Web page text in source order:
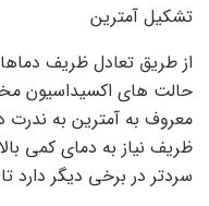
تشکیل آمترین
از طریق تعادل ظریف
حالت های اکسیداسیون
معروف به آمترین به
ظریف نیاز به دمای کمی
سردتر در برخی دیگر دارد